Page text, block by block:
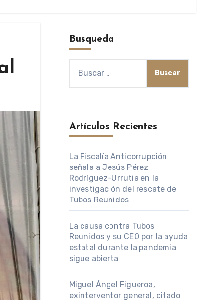
Busqueda
Artículos Recientes
La Fiscalía Anticorrupción
señala a Jesús Pérez
Rodríguez-Urrutia en la
investigación del rescate de
Tubos Reunidos
La causa contra Tubos
Reunidos y su CEO por la ayuda
estatal durante la pandemia
sigue abierta
Miguel Ángel Figueroa,
exinterventor general, citado